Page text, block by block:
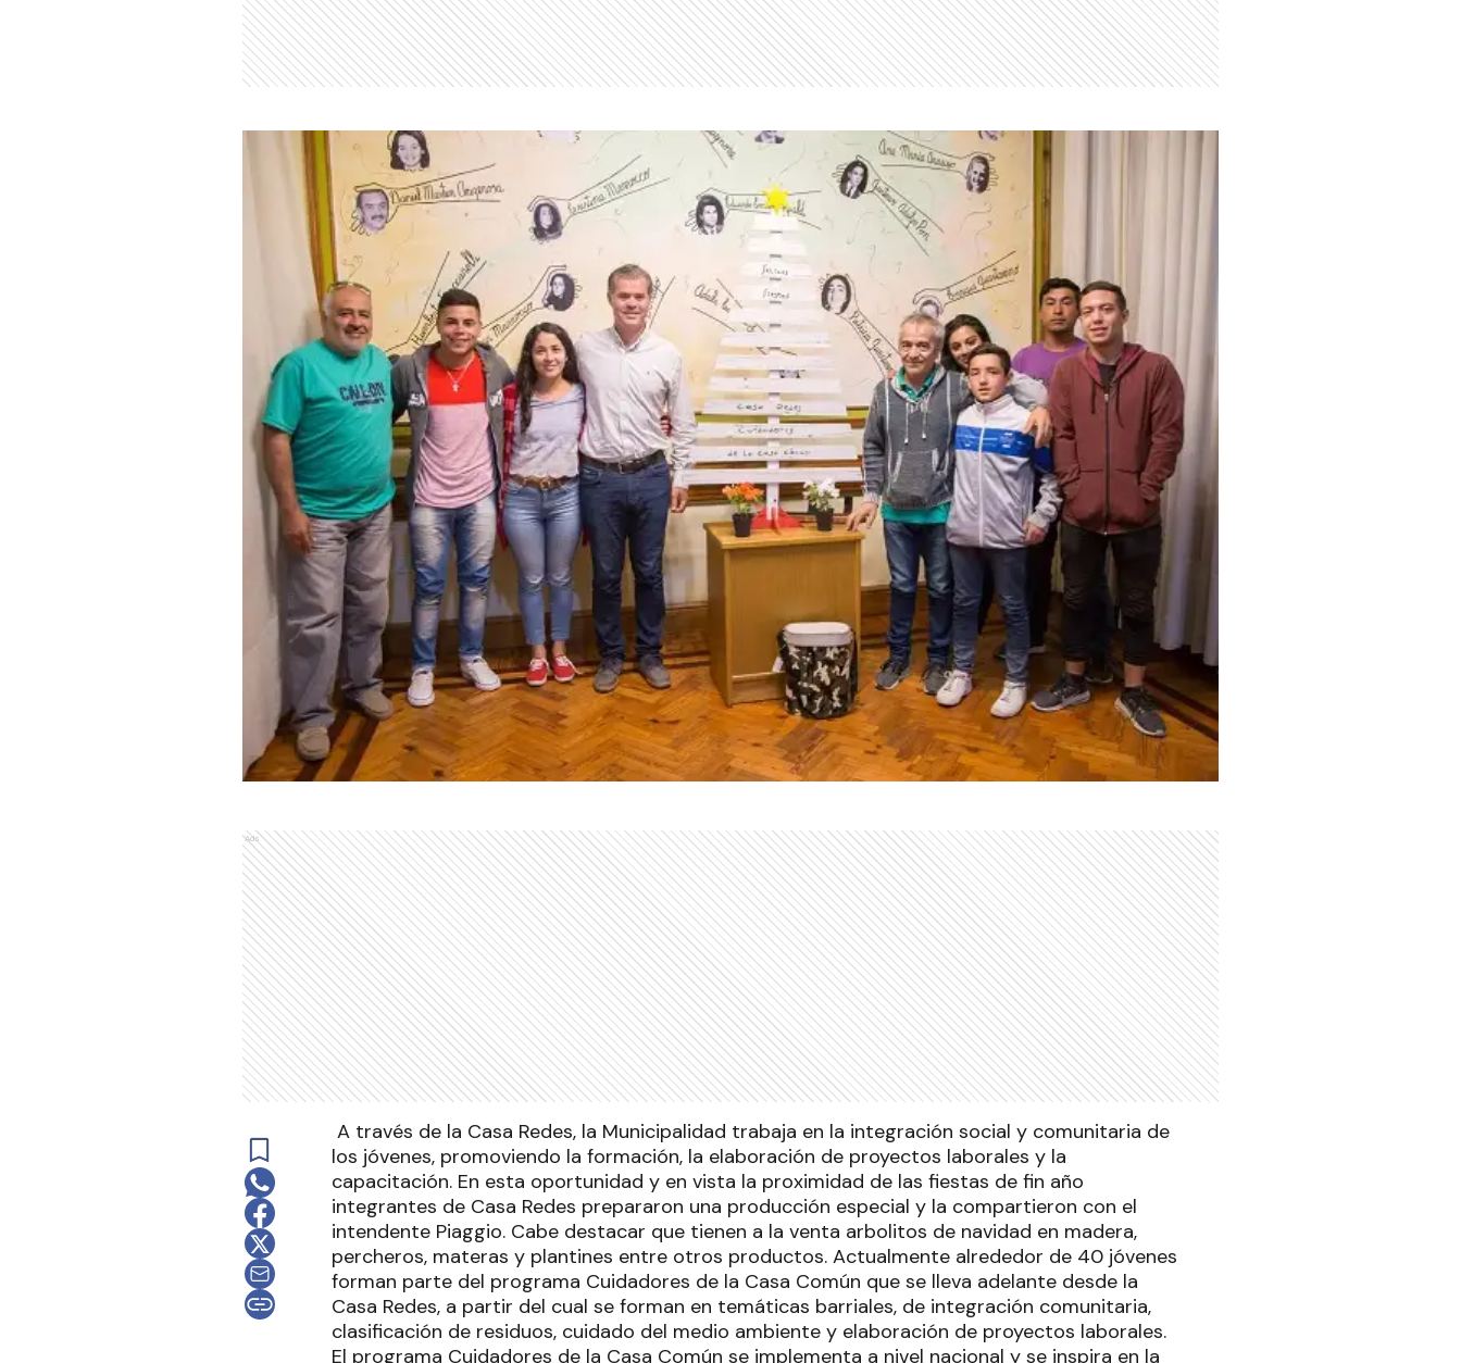
Ads
A través de la Casa Redes, la Municipalidad trabaja en la integración social y comunitaria de
los jóvenes, promoviendo la formación, la elaboración de proyectos laborales y la
capacitación. En esta oportunidad y en vista la proximidad de las fiestas de fin año
integrantes de Casa Redes prepararon una producción especial y la compartieron con el
intendente Piaggio. Cabe destacar que tienen a la venta arbolitos de navidad en madera,
percheros, materas y plantines entre otros productos. Actualmente alrededor de 40 jóvenes
forman parte del programa Cuidadores de la Casa Común que se lleva adelante desde la
Casa Redes, a partir del cual se forman en temáticas barriales, de integración comunitaria,
clasificación de residuos, cuidado del medio ambiente y elaboración de proyectos laborales.
El programa Cuidadores de la Casa Común se implementa a nivel nacional y se inspira en la